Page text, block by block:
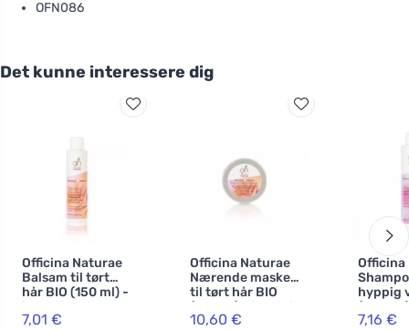
OFN086
Det kunne interessere dig
Officina Naturae
Balsam til tørt
hår BIO (150 ml) -
ideel til spaltede
spidser
7,01 €
Officina Naturae
Nærende maske
til tørt hår BIO
(150 ml) - ideel til
spaltede spidser
10,60 €
Officina
hyppig
(200 ml)
7,16 €